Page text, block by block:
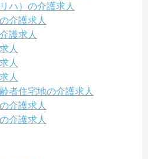
ハ）の介護求人
介護求人
護求人
人
人
人
者住宅地の介護求人
介護求人
介護求人